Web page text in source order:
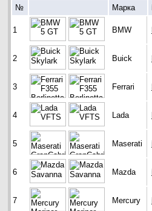
№ Марка
1 BMW
2 Buick
3 Ferrari
4 Lada
5 Maserati
6 Mazda
7 Mercury